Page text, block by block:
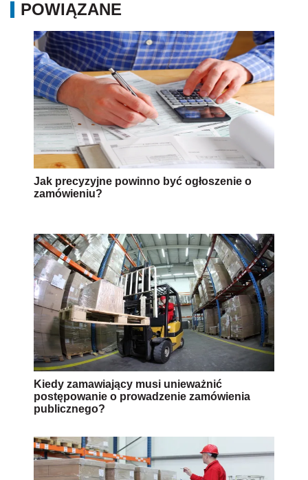
POWIĄZANE
Jak precyzyjne powinno być ogłoszenie o
zamówieniu?
Kiedy zamawiający musi unieważnić
postępowanie o prowadzenie zamówienia
publicznego?